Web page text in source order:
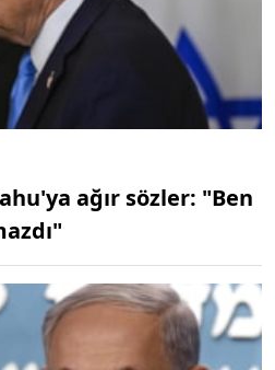
ağır sözler: "Ben